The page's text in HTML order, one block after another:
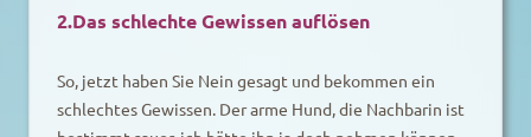
2.Das schlechte Gewissen auflösen
So, jetzt haben Sie Nein gesagt und bekommen ein
schlechtes Gewissen. Der arme Hund, die Nachbarin ist